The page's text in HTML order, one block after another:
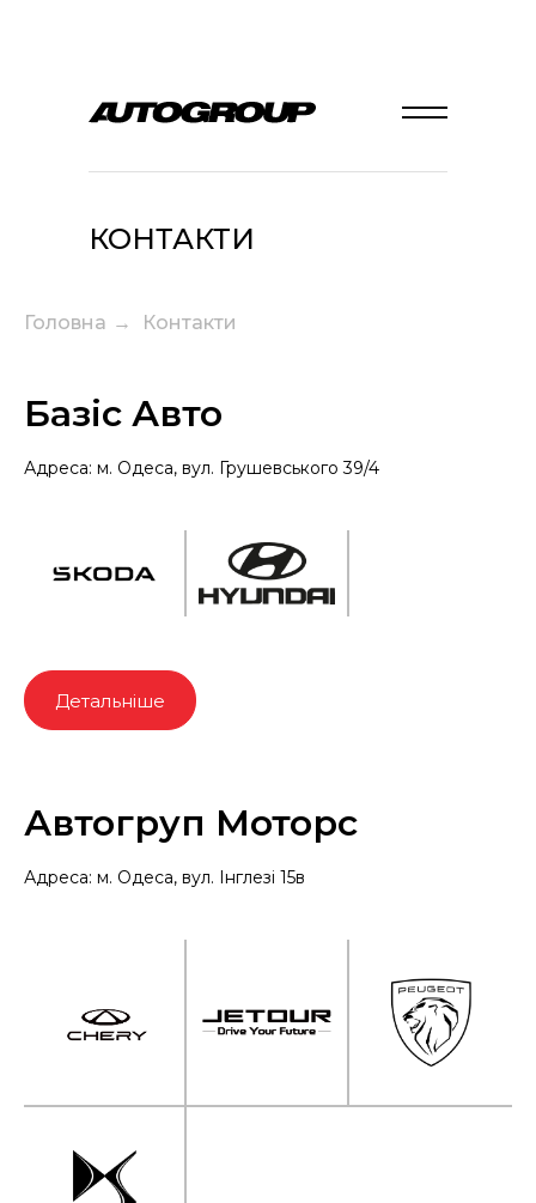
КОНТАКТИ
Головна → Контакти
Базіс Авто
Адреса: м. Одеса, вул. Грушевського 39/4
Детальніше
Автогруп Моторс
Адреса: м. Одеса, вул. Інглезі 15в